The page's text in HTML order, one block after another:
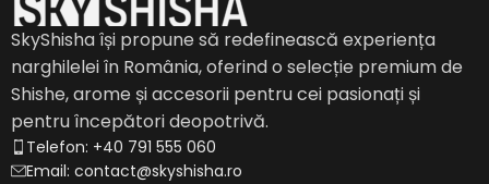
SkyShisha își propune să redefinească experiența
narghilelei în România, oferind o selecție premium de
Shishe, arome și accesorii pentru cei pasionați și
pentru începători deopotrivă.
Telefon: +40 791 555 060
Email: contact@skyshisha.ro